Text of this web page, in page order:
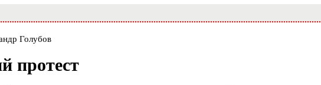
Голубов
протест